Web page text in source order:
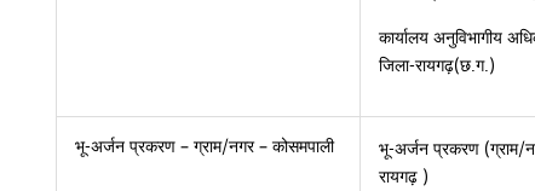
कार्यालय अनुविभागीय
जिला-रायगढ़(छ.ग.)
भू-अर्जन प्रकरण – ग्राम/नगर – कोसमपाली भू-अर्जन प्रकरण (ग्राम/
रायगढ़ )